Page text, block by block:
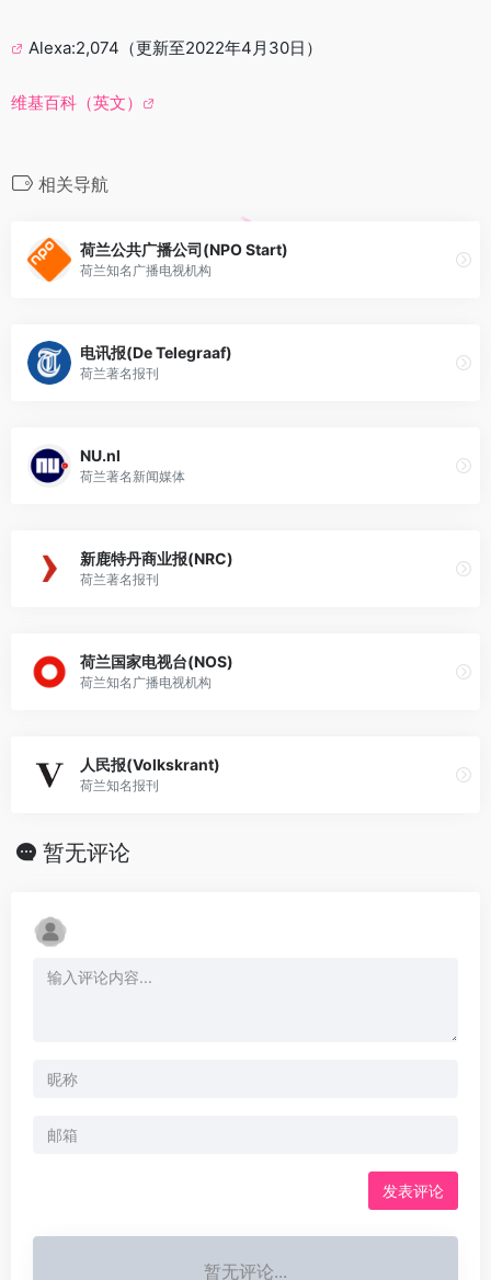
Alexa:2,074（更新至2022年4月30日）
维基百科（英文）
相关导航
荷兰公共广播公司(NPO Start)
荷兰知名广播电视机构
电讯报(De Telegraaf)
荷兰著名报刊
NU.nl
荷兰著名新闻媒体
新鹿特丹商业报(NRC)
荷兰著名报刊
荷兰国家电视台(NOS)
荷兰知名广播电视机构
人民报(Volkskrant)
荷兰知名报刊
暂无评论
发表评论
暂无评论...